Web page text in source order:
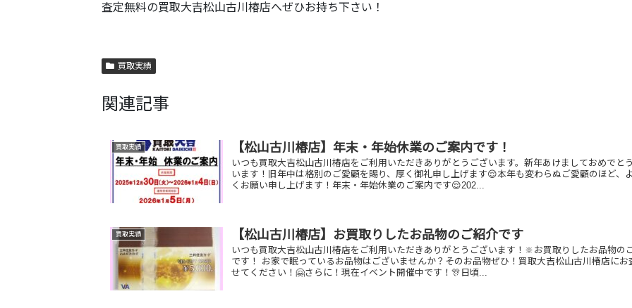
査定無料の買取大吉松山古川椿店へぜひお持ち下さい！
買取実績
関連記事
買取実績 【松山古川椿店】年末・年始休業のご案内です！
いつも買取大吉松山古川椿店をご利用いただきありがとうございます。新年あけましておめでと
います！旧年中は格別のご愛顧を賜り、厚く御礼申し上げます😌本年も変わらぬご愛顧のほど、
くお願い申し上げます！年末・年始休業のご案内です😌202...
買取実績 【松山古川椿店】お買取りしたお品物のご紹介です
いつも買取大吉松山古川椿店をご利用いただきありがとうございます！🔆お買取りしたお品物の
です！ お家で眠っているお品物はございませんか？そのお品物ぜひ！買取大吉松山古川椿店にお
せてください！🤗さらに！現在イベント開催中です！🎊日頃...